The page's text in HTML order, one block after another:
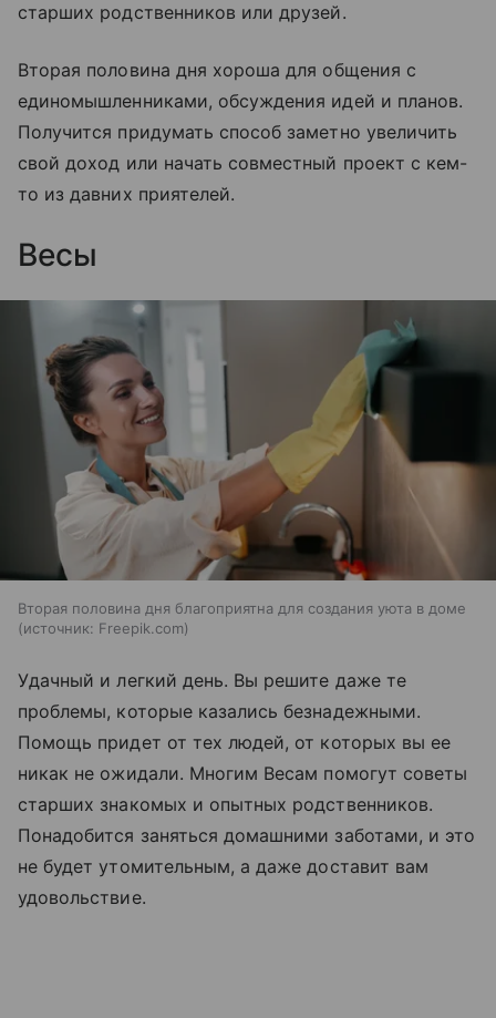
старших родственников или друзей.
Вторая половина дня хороша для общения с
единомышленниками, обсуждения идей и планов.
Получится придумать способ заметно увеличить
свой доход или начать совместный проект с кем-
то из давних приятелей.
Весы
Вторая половина дня благоприятна для создания уюта в доме
источник: Freepik.com
Удачный и легкий день. Вы решите даже те
проблемы, которые казались безнадежными.
Помощь придет от тех людей, от которых вы ее
никак не ожидали. Многим Весам помогут советы
старших знакомых и опытных родственников.
Понадобится заняться домашними заботами, и это
не будет утомительным, а даже доставит вам
удовольствие.